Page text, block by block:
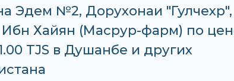
Эдем №2, Дорухонаи "Гулчехр",
Хайян (Масрур-фарм) по
TJS в Душанбе и других